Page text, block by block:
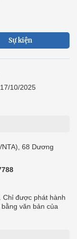
Sự kiện
10/2025
68 Dương
Chỉ được phát hành
văn bản của